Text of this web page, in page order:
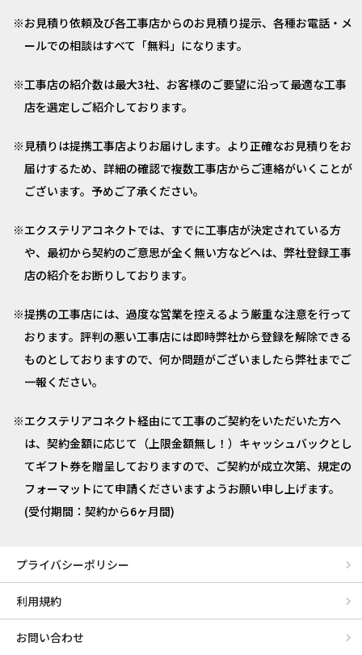
お見積り依頼及び各工事店からのお見積り提示、各種お電話・メ
ールでの相談はすべて「無料」になります。
工事店の紹介数は最大3社、お客様のご要望に沿って最適な工事
店を選定しご紹介しております。
見積りは提携工事店よりお届けします。より正確なお見積りをお
届けするため、詳細の確認で複数工事店からご連絡がいくことが
ございます。予めご了承ください。
エクステリアコネクトでは、すでに工事店が決定されている方
や、最初から契約のご意思が全く無い方などへは、弊社登録工事
店の紹介をお断りしております。
提携の工事店には、過度な営業を控えるよう厳重な注意を行って
おります。評判の悪い工事店には即時弊社から登録を解除できる
ものとしておりますので、何か問題がございましたら弊社までご
一報ください。
エクステリアコネクト経由にて工事のご契約をいただいた方へ
は、契約金額に応じて（上限金額無し！）キャッシュバックとし
てギフト券を贈呈しておりますので、ご契約が成立次第、規定の
フォーマットにて申請くださいますようお願い申し上げます。
(受付期間：契約から6ヶ月間)
プライバシーポリシー
利用規約
お問い合わせ